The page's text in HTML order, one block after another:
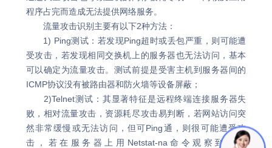
程序占完而造成无法提供网络服务。
流量攻击识别主要有以下2种方法：
1) Ping测试：若发现Ping超时或丢包严重，则可能遭
受攻击，若发现相同交换机上的服务器也无法访问，基本
可以确定为流量攻击。测试前提是受害主机到服务器间的
ICMP协议没有被路由器和防火墙等设备屏蔽；
2)Telnet测试：其显著特征是远程终端连接服务器失
败，相对流量攻击，资源耗尽攻击易判断，若网站访问突
然非常缓慢或无法访问，但可Ping通，则很可能遭受攻
击，若在服务器上用Netstat-na命令观察到大量